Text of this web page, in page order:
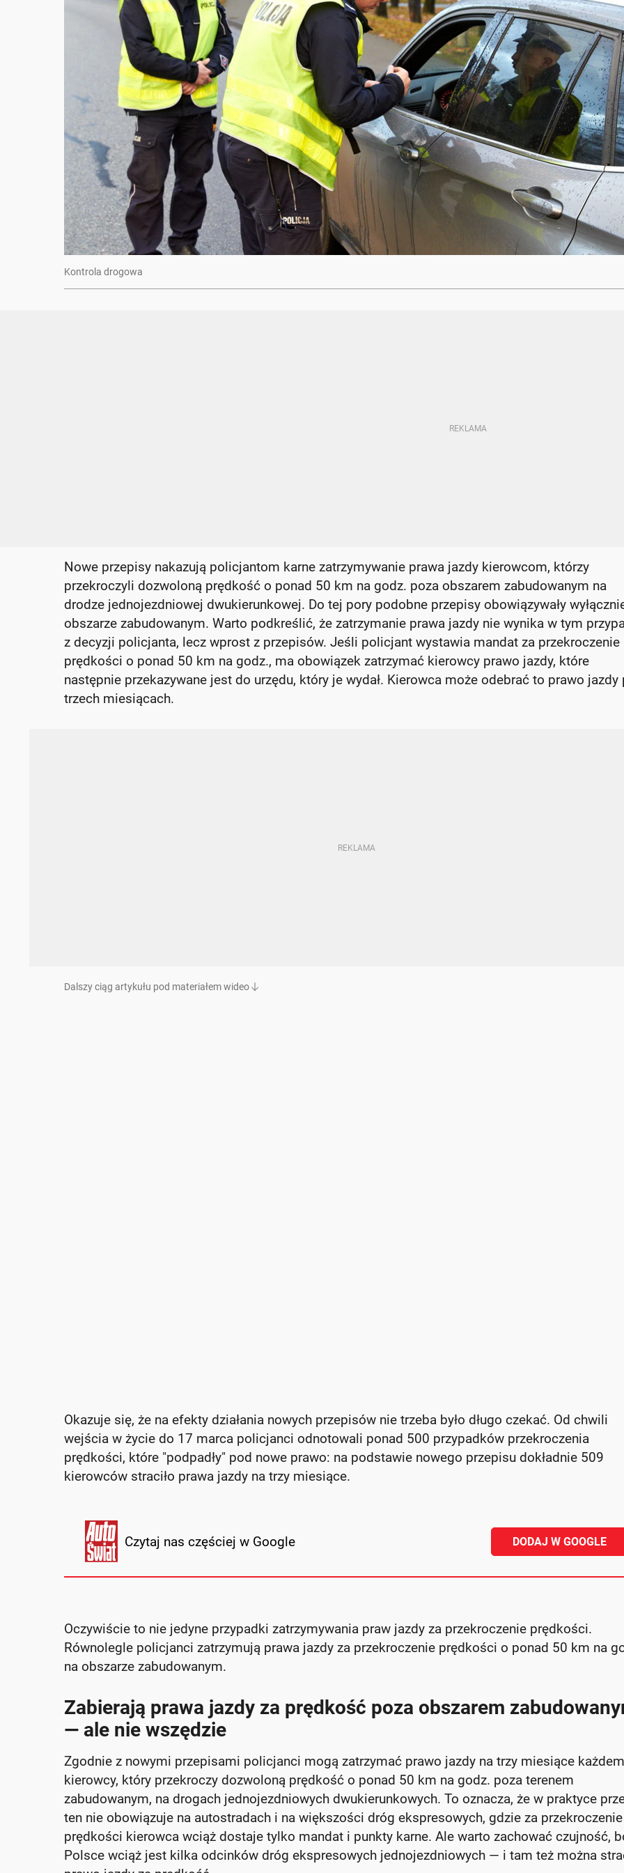
Kontrola drogowa
Nowe przepisy nakazują policjantom karne zatrzymywanie prawa jazdy kierowcom, którzy
przekroczyli dozwoloną prędkość o ponad 50 km na godz. poza obszarem zabudowanym na
drodze jednojezdniowej dwukierunkowej. Do tej pory podobne przepisy obowiązywały
obszarze zabudowanym. Warto podkreślić, że zatrzymanie prawa jazdy nie wynika w tym
z decyzji policjanta, lecz wprost z przepisów. Jeśli policjant wystawia mandat za przekroczenie
prędkości o ponad 50 km na godz., ma obowiązek zatrzymać kierowcy prawo jazdy, które
następnie przekazywane jest do urzędu, który je wydał. Kierowca może odebrać to prawo jazdy
trzech miesiącach.
Dalszy ciąg artykułu pod materiałem wideo
Okazuje się, że na efekty działania nowych przepisów nie trzeba było długo czekać. Od chwili
wejścia w życie do 17 marca policjanci odnotowali ponad 500 przypadków przekroczenia
prędkości, które "podpadły" pod nowe prawo: na podstawie nowego przepisu dokładnie 509
kierowców straciło prawa jazdy na trzy miesiące.
Czytaj nas częściej w Google DODAJ W GOOGLE
Oczywiście to nie jedyne przypadki zatrzymywania praw jazdy za przekroczenie prędkości.
Równolegle policjanci zatrzymują prawa jazdy za przekroczenie prędkości o ponad 50 km na
na obszarze zabudowanym.
Zabierają prawa jazdy za prędkość poza obszarem
— ale nie wszędzie
Zgodnie z nowymi przepisami policjanci mogą zatrzymać prawo jazdy na trzy miesiące
kierowcy, który przekroczy dozwoloną prędkość o ponad 50 km na godz. poza terenem
zabudowanym, na drogach jednojezdniowych dwukierunkowych. To oznacza, że w praktyce
ten nie obowiązuje na autostradach i na większości dróg ekspresowych, gdzie za przekroczenie
prędkości kierowca wciąż dostaje tylko mandat i punkty karne. Ale warto zachować czujność,
Polsce wciąż jest kilka odcinków dróg ekspresowych jednojezdniowych — i tam też można